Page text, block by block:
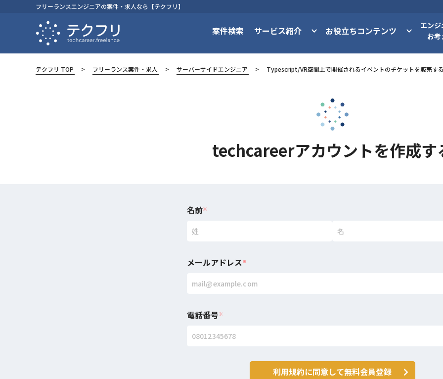
フリーランスエンジニアの案件・求人なら【テクフリ】
案件検索 サービス紹介 お役立ちコンテンツ
エン
お
テクフリ TOP フリーランス案件・求人 サーバーサイドエンジニア Typescript/VR空間上で開催されるイベントのチケットを販売す
techcareerアカウントを作成す
名前※
メールアドレス※
電話番号※
利用規約に同意して無料会員登録